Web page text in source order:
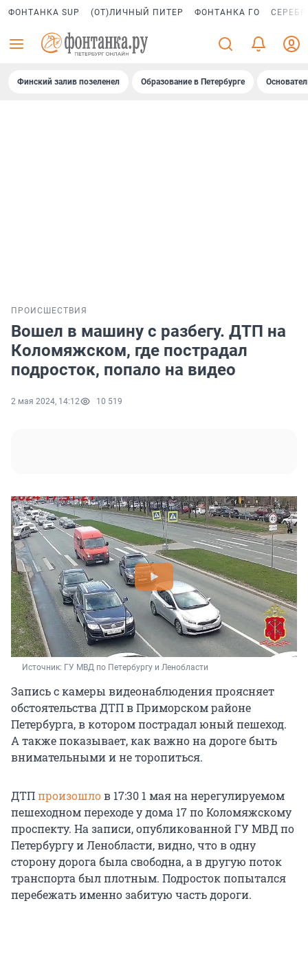
ФОНТАНКА SUP (ОТ)ЛИЧНЫЙ ПИТЕР ФОНТАНКА ГО
Финский залив позеленел Образование в Петербурге
ПРОИСШЕСТВИЯ
Вошел в машину с разбегу. ДТП на
Коломяжском, где пострадал
подросток, попало на видео
2 мая 2024, 14:12 10 519
Источник: ГУ МВД по Петербургу и Ленобласти
Запись с камеры видеонаблюдения проясняет
обстоятельства ДТП в Приморском районе
Петербурга, в котором пострадал юный пешеход.
А также показывает, как важно на дороге быть
внимательными и не торопиться.
ДТПпроизошлов 17:30 1 мая на нерегулируемом
пешеходном переходе у дома 17 по Коломяжскому
проспекту. На записи, опубликованной ГУ МВД по
Петербургу и Ленобласти, видно, что в одну
сторону дорога была свободна, а в другую поток
транспорта был плотным. Подросток попытался
перебежать именно забитую часть дороги.